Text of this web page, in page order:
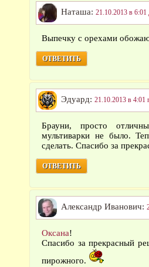
Наташа: 21.10.2013 в 6:01
Выпечку с орехами
ОТВЕТИТЬ
Эдуард: 21.10.2013 в 4:01
Брауни, просто
мультиварки не было.
сделать. Спасибо за
ОТВЕТИТЬ
Александр Иванович:
Оксана!
Спасибо за прекрасный
пирожного.